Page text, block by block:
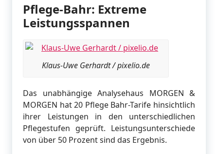
Pflege-Bahr: Extreme
Leistungsspannen
Klaus-Uwe Gerhardt / pixelio.de
Das unabhängige Analysehaus MORGEN &
MORGEN hat 20 Pflege Bahr-Tarife hinsichtlich
ihrer Leistungen in den unterschiedlichen
Pflegestufen geprüft. Leistungsunterschiede
von über 50 Prozent sind das Ergebnis.